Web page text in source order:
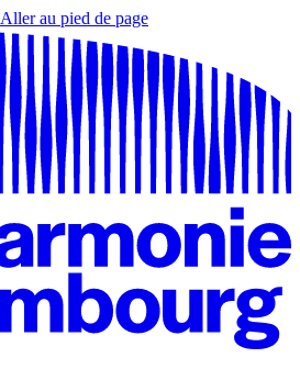
Aller au pied de page